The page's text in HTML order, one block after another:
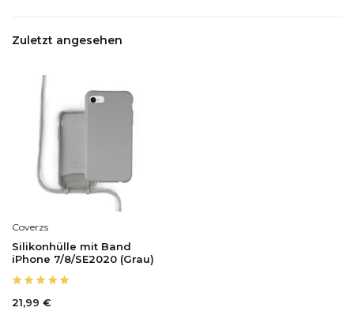
Zuletzt angesehen
Coverzs
Silikonhülle mit Band
iPhone 7/8/SE2020 (Grau)
21,99 €